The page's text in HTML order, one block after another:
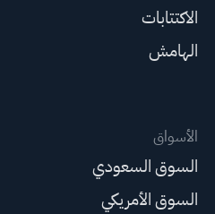
الاكتتابات
الهامش
الأسواق
السوق السعودي
السوق الأمريكي